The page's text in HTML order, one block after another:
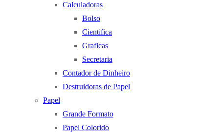
Calculadoras
Bolso
Cientifica
Graficas
Secretaria
Contador de Dinheiro
Destruidoras de Papel
Papel
Grande Formato
Papel Colorido